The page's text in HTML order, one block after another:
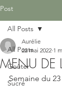
Post
All Posts
Goûter
Sucré
All Posts
MENU DE
Aurélie
22 mai 2022 1
Semaine du 23